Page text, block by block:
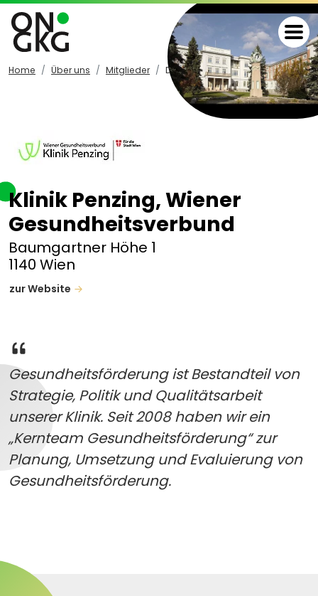
Home Über uns Mitglieder Details
Klinik Penzing, Wiener
Gesundheitsverbund
Baumgartner Höhe 1
1140 Wien
zur Website
Gesundheitsförderung ist Bestandteil von
Strategie, Politik und Qualitätsarbeit
unserer Klinik. Seit 2008 haben wir ein
„Kernteam Gesundheitsförderung“ zur
Planung, Umsetzung und Evaluierung von
Gesundheitsförderung.